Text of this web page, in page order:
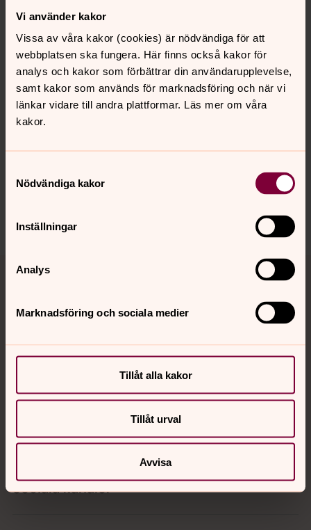
Vi använder kakor
Vissa av våra kakor (cookies) är nödvändiga för att
webbplatsen ska fungera. Här finns också kakor för
analys och kakor som förbättrar din användarupplevelse,
samt kakor som används för marknadsföring och när vi
länkar vidare till andra plattformar. Läs mer om våra
kakor.
Nödvändiga kakor
Inställningar
Analys
Marknadsföring och sociala medier
Tillåt alla kakor
Tillåt urval
Avvisa
E-post:paul.forssander@svenskakyrkan.se
Senast ändrad 22 juni 2026
Synpunkter eller frågor på sidans
innehåll?
Dela
Hitta snabbt
Sociala kanaler